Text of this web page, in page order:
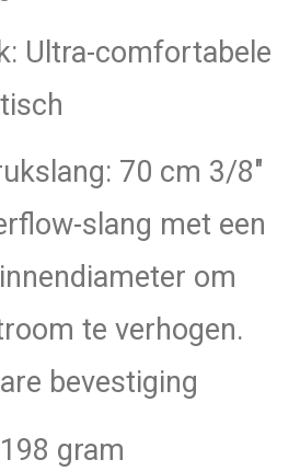
Ultra-comfortabele
70 cm 3/8″
slang met een
om
te verhogen.
bevestiging
gram